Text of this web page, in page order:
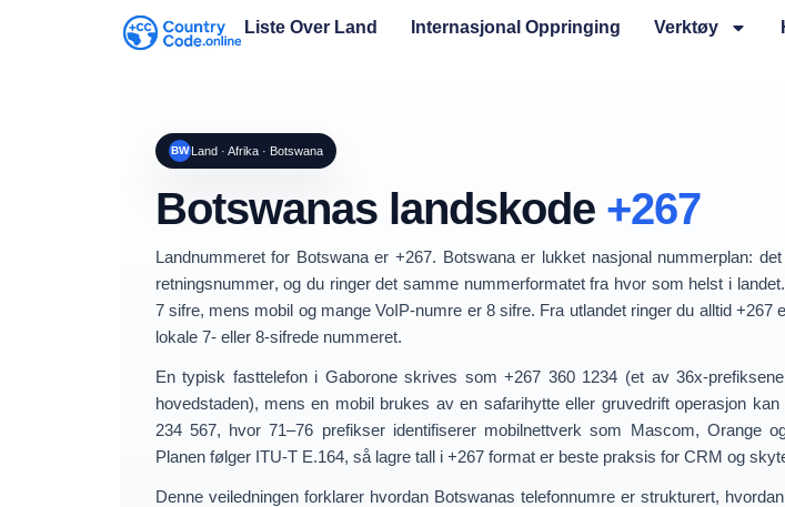
Liste Over Land Internasjonal Oppringing Verktøy
BWLand · Afrika · Botswana
Botswanas landskode +267
Landnummeret for Botswanaer+267. Botswana er lukket nasjonal nummerplan:
retningsnummer, og du ringer det samme nummerformatet fra hvor som helst i landet.
7 sifre, mens mobil og mange VoIP-numre er 8 sifre. Fra utlandet ringer du alltid +267
lokale 7- eller 8-sifrede nummeret.
En typisk fasttelefon i Gaborone skrives som+267 360 1234 (et av 36x-
hovedstaden), mens en mobil brukes av en safarihytte eller gruvedrift operasjon
234 567, hvor71–76 prefikser identifiserer mobilnettverk som Mascom, Orange
Planen følger ITU-T E.164, så lagre tall i +267 formater beste praksis for CRM og
Denne veiledningen forklarer hvordan Botswanas telefonnumreer strukturert, hvordan